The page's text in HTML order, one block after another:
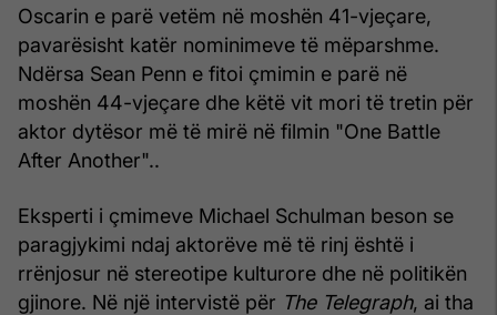
Oscarin e parë vetëm në moshën 41-vjeçare,
pavarësisht katër nominimeve të mëparshme.
Ndërsa Sean Penn e fitoi çmimin e parë në
moshën 44-vjeçare dhe këtë vit mori të tretin për
aktor dytësor më të mirë në filmin "One Battle
After Another"..
Eksperti i çmimeve Michael Schulman beson se
paragjykimi ndaj aktorëve më të rinj është i
rrënjosur në stereotipe kulturore dhe në politikën
gjinore. Në një intervistë për The Telegraph, ai tha